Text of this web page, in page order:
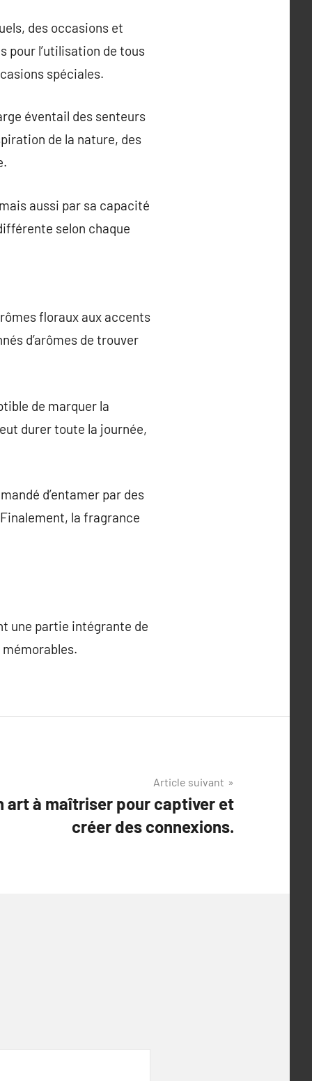
des occasions et
pour l’utilisation de tous
spéciales.
éventail des senteurs
de la nature, des
aussi par sa capacité
selon chaque
floraux aux accents
d’arômes de trouver
de marquer la
durer toute la journée,
d’entamer par des
la fragrance
une partie intégrante de
Article suivant
art à maîtriser pour captiver et
créer des connexions.